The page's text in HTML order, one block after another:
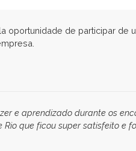
de participar de
e aprendizado durante os
que ficou super satisfeito e